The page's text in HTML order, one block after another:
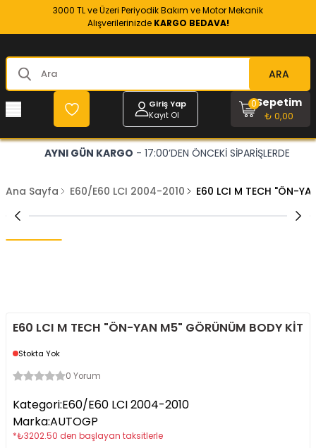
3000 TL ve Üzeri Periyodik Bakım ve Motor Mekanik
Alışverilerinizde KARGO BEDAVA!
ARA
Giriş Yap
Kayıt Ol
Sepetim
₺ 0,00
0
AYNI GÜN KARGO - 17:00’DEN ÖNCEKİ SİPARİŞLERDE
Ana Sayfa E60/E60 LCI 2004-2010 E60 LCI M TECH "ÖN-
E60 LCI M TECH "ÖN-YAN M5" GÖRÜNÜM BODY KİT
Stokta Yok
0 Yorum
Kategori:E60/E60 LCI 2004-2010
Marka:AUTOGP
*₺3202.50 den başlayan taksitlerle